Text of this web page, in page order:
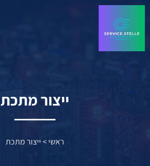
ייצור מתכת
ראשי>ייצור מתכת